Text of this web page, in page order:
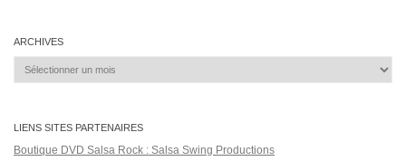
ARCHIVES
Archives
LIENS SITES PARTENAIRES
Boutique DVD Salsa Rock : Salsa Swing Productions